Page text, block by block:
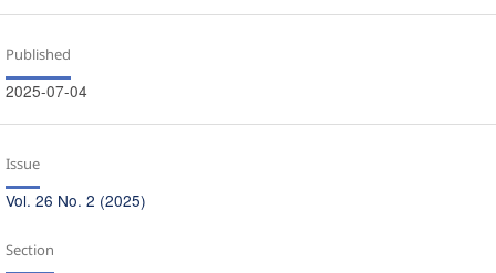
Published
2025-07-04
Issue
Vol. 26 No. 2 (2025)
Section